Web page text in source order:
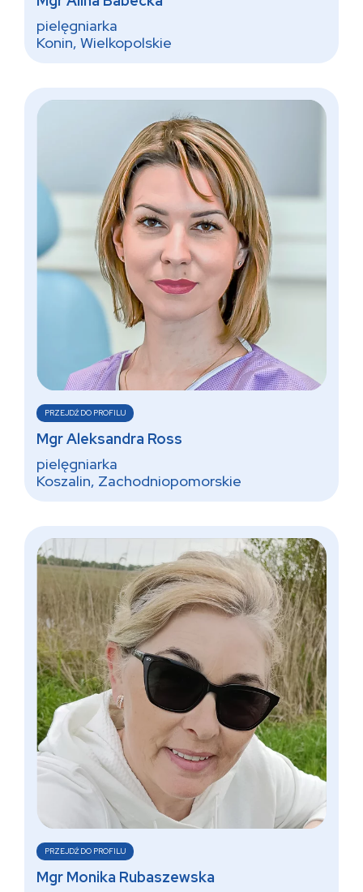
pielęgniarka
Konin, Wielkopolskie
PRZEJDŹ DO PROFILU
Mgr Aleksandra Ross
pielęgniarka
Koszalin, Zachodniopomorskie
PRZEJDŹ DO PROFILU
Mgr Monika Rubaszewska